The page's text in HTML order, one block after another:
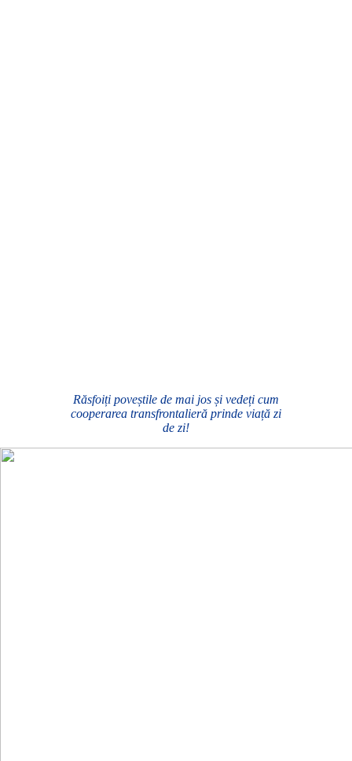
Răsfoiți poveștile de mai jos și vedeți cum
cooperarea transfrontalieră prinde viață zi
de zi!